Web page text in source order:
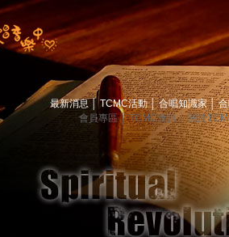
最新消息 TCMC活動│ 合唱知識家│
會員專區│ TCMC會訊│ 關於